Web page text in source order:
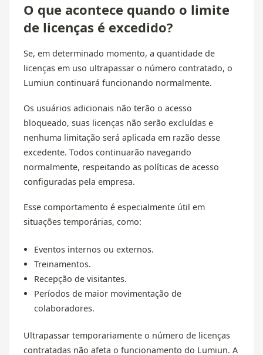
O que acontece quando o limite
de licenças é excedido?
Se, em determinado momento, a quantidade de
licenças em uso ultrapassar o número contratado, o
Lumiun continuará funcionando normalmente.
Os usuários adicionais não terão o acesso
bloqueado, suas licenças não serão excluídas e
nenhuma limitação será aplicada em razão desse
excedente. Todos continuarão navegando
normalmente, respeitando as políticas de acesso
configuradas pela empresa.
Esse comportamento é especialmente útil em
situações temporárias, como:
Eventos internos ou externos.
Treinamentos.
Recepção de visitantes.
Períodos de maior movimentação de
colaboradores.
Ultrapassar temporariamente o número de licenças
contratadas não afeta o funcionamento do Lumiun. A